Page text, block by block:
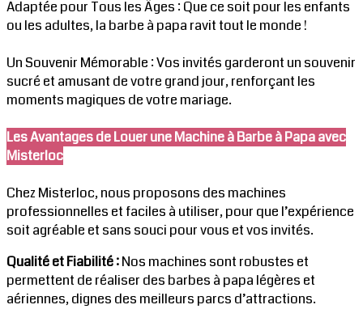
Adaptée pour Tous les Âges : Que ce soit pour les enfants
ou les adultes, la barbe à papa ravit tout le monde !
Un Souvenir Mémorable : Vos invités garderont un souvenir
sucré et amusant de votre grand jour, renforçant les
moments magiques de votre mariage.
Les Avantages de Louer une Machine à Barbe à Papa avec
Misterloc
Chez Misterloc, nous proposons des machines
professionnelles et faciles à utiliser, pour que l’expérience
soit agréable et sans souci pour vous et vos invités.
Qualité et Fiabilité :Nos machines sont robustes et
permettent de réaliser des barbes à papa légères et
aériennes, dignes des meilleurs parcs d’attractions.